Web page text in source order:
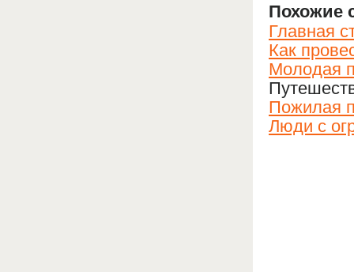
Похожие
Главная
Как
Молодая
Пожилая
Люди с